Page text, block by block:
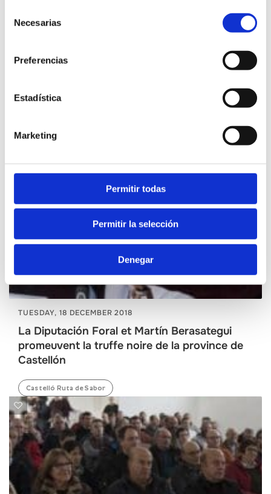
Necesarias
Preferencias
Estadística
Marketing
Permitir todas
Permitir la selección
Denegar
TUESDAY, 18 DECEMBER 2018
La Diputación Foral et Martín Berasategui
promeuvent la truffe noire de la province de
Castellón
Castelló Ruta de Sabor